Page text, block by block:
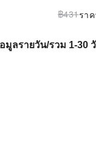
รา
฿431
มูลรายวัน/รวม 1-30